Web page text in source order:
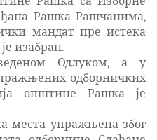
Рашка Рашчанима,
мандат пре истека
изабран.
Одлуком, а у
одборничких
општине Рашка је
места упражњена због